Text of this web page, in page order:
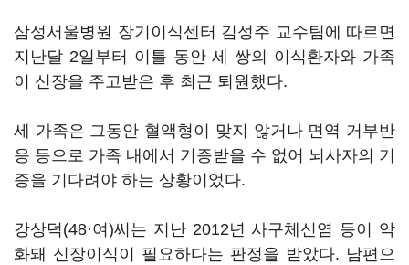
삼성서울병원 장기이식센터 김성주 교수팀에 따르면
지난달 2일부터 이틀 동안 세 쌍의 이식환자와 가족
이 신장을 주고받은 후 최근 퇴원했다.
세 가족은 그동안 혈액형이 맞지 않거나 면역 거부반
응 등으로 가족 내에서 기증받을 수 없어 뇌사자의 기
증을 기다려야 하는 상황이었다.
강상덕(48·여)씨는 지난 2012년 사구체신염 등이 악
화돼 신장이식이 필요하다는 판정을 받았다. 남편으